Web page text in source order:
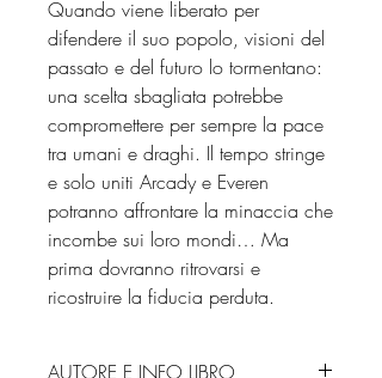
Quando viene liberato per
difendere il suo popolo, visioni del
passato e del futuro lo tormentano:
una scelta sbagliata potrebbe
compromettere per sempre la pace
tra umani e draghi. Il tempo stringe
e solo uniti Arcady e Everen
potranno affrontare la minaccia che
incombe sui loro mondi… Ma
prima dovranno ritrovarsi e
ricostruire la fiducia perduta.
AUTORE E INFO LIBRO